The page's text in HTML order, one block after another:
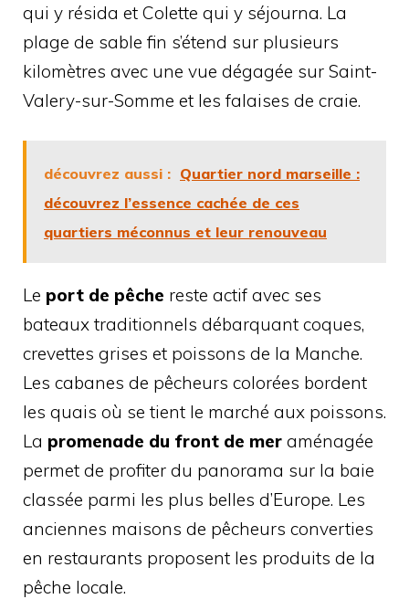
qui y résida et Colette qui y séjourna. La
plage de sable fin s’étend sur plusieurs
kilomètres avec une vue dégagée sur Saint-
Valery-sur-Somme et les falaises de craie.
découvrez aussi : Quartier nord marseille :
découvrez l’essence cachée de ces
quartiers méconnus et leur renouveau
Le port de pêche reste actif avec ses
bateaux traditionnels débarquant coques,
crevettes grises et poissons de la Manche.
Les cabanes de pêcheurs colorées bordent
les quais où se tient le marché aux poissons.
La promenade du front de mer aménagée
permet de profiter du panorama sur la baie
classée parmi les plus belles d’Europe. Les
anciennes maisons de pêcheurs converties
en restaurants proposent les produits de la
pêche locale.